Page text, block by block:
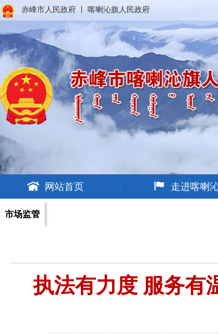
赤峰市人民政府 喀喇沁旗人民政府
网站首页 走进喀喇
市场监管
执法有力度 服务有